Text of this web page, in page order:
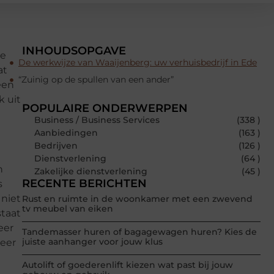
uit
INHOUDSOPGAVE
De werkwijze van Waaijenberg: uw verhuisbedrijf in Ede
“Zuinig op de spullen van een ander”
POPULAIRE ONDERWERPEN
Business / Business Services
(338 )
Aanbiedingen
(163 )
Bedrijven
(126 )
Dienstverlening
(64 )
Zakelijke dienstverlening
(45 )
RECENTE BERICHTEN
Rust en ruimte in de woonkamer met een zwevend
tv meubel van eiken
Tandemasser huren of bagagewagen huren? Kies de
juiste aanhanger voor jouw klus
Autolift of goederenlift kiezen wat past bij jouw